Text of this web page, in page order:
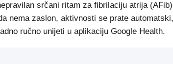
srčani ritam za fibrilaciju atrija
nema zaslon, aktivnosti se prate
ručno unijeti u aplikaciju Google Health.